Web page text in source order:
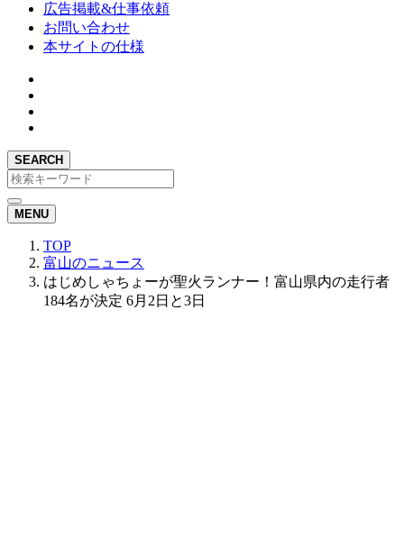
広告掲載&仕事依頼
お問い合わせ
本サイトの仕様
SEARCH
MENU
TOP
富山のニュース
はじめしゃちょーが聖火ランナー！富山県内の走行者
184名が決定 6月2日と3日